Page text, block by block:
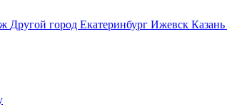
Другой город Екатеринбург Ижевск Казань